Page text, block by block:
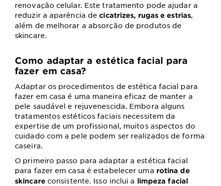
renovação celular. Este tratamento pode ajudar a
reduzir a aparência de cicatrizes, rugas e estrias,
além de melhorar a absorção de produtos de
skincare.
Como adaptar a estética facial para
fazer em casa?
Adaptar os procedimentos de estética facial para
fazer em casa é uma maneira eficaz de manter a
pele saudável e rejuvenescida. Embora alguns
tratamentos estéticos faciais necessitem da
expertise de um profissional, muitos aspectos do
cuidado com a pele podem ser realizados de forma
caseira.
O primeiro passo para adaptar a estética facial
para fazer em casa é estabelecer uma rotina de
skincareconsistente. Isso inclui a limpeza facial